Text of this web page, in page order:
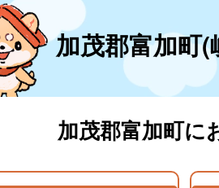
加茂郡富加町
加茂郡富加町に